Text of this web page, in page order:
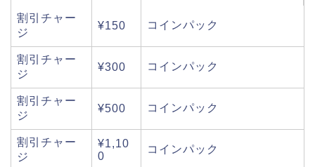
割引チャー
ジ
¥150 コインパック
割引チャー
ジ
¥300 コインパック
割引チャー
ジ
¥500 コインパック
割引チャー
ジ
¥1,10
0
コインパック